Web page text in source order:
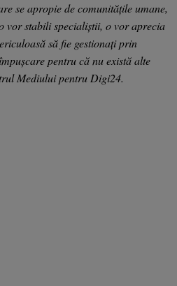
se apropie de comunitățile umane,
vor stabili specialiștii, o vor aprecia
să fie gestionați prin
pentru că nu există alte
Mediului pentru Digi24.